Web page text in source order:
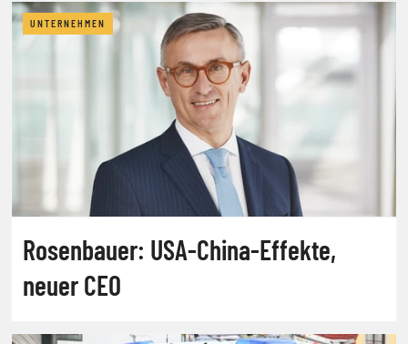
UNTERNEHMEN
Rosenbauer: USA-China-Effekte,
neuer CEO